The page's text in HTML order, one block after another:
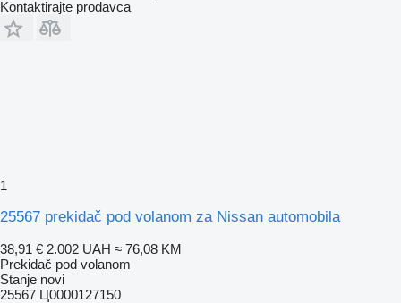
Kontaktirajte prodavca
1
25567 prekidač pod volanom za Nissan automobila
38,91 € 2.002 UAH ≈ 76,08 KM
Prekidač pod volanom
Stanje novi
25567 Ц0000127150